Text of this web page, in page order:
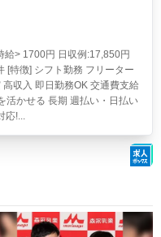
給> 1700円 日収例:17,850円
[特徴] シフト勤務 フリーター
収入 即日勤務OK 交通費支給
活かせる 長期 週払い・日払い
応!...